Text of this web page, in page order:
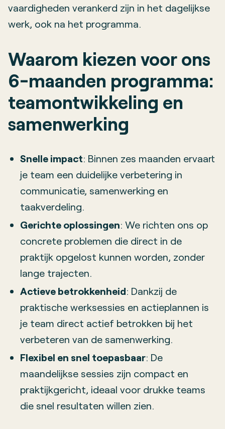
vaardigheden verankerd zijn in het dagelijkse
werk, ook na het programma.
Waarom kiezen voor ons
6-maanden programma:
teamontwikkeling en
samenwerking
Snelle impact: Binnen zes maanden ervaart
je team een duidelijke verbetering in
communicatie, samenwerking en
taakverdeling.
Gerichte oplossingen: We richten ons op
concrete problemen die direct in de
praktijk opgelost kunnen worden, zonder
lange trajecten.
Actieve betrokkenheid: Dankzij de
praktische werksessies en actieplannen is
je team direct actief betrokken bij het
verbeteren van de samenwerking.
Flexibel en snel toepasbaar: De
maandelijkse sessies zijn compact en
praktijkgericht, ideaal voor drukke teams
die snel resultaten willen zien.